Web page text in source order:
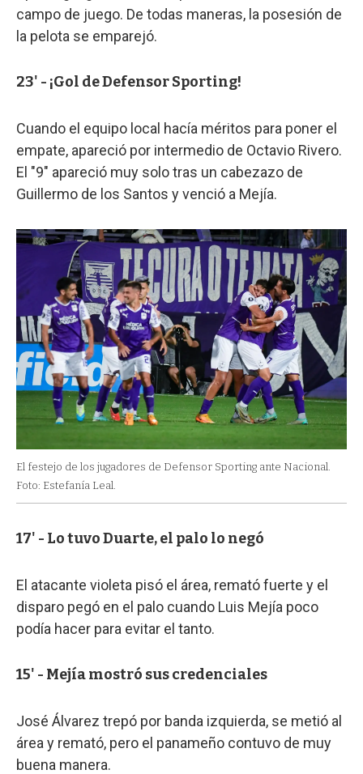
campo de juego. De todas maneras, la posesión de
la pelota se emparejó.
23' - ¡Gol de Defensor Sporting!
Cuando el equipo local hacía méritos para poner el
empate, apareció por intermedio de Octavio Rivero.
El "9" apareció muy solo tras un cabezazo de
Guillermo de los Santos y venció a Mejía.
El festejo de los jugadores de Defensor Sporting ante Nacional.
Foto: Estefanía Leal.
17' - Lo tuvo Duarte, el palo lo negó
El atacante violeta pisó el área, remató fuerte y el
disparo pegó en el palo cuando Luis Mejía poco
podía hacer para evitar el tanto.
15' - Mejía mostró sus credenciales
José Álvarez trepó por banda izquierda, se metió al
área y remató, pero el panameño contuvo de muy
buena manera.